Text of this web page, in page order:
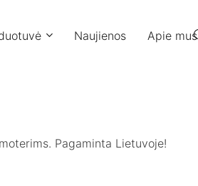
Naujienos Apie mus
Pagaminta Lietuvoje!